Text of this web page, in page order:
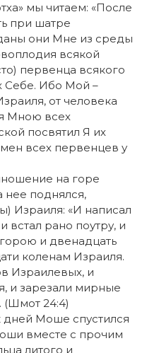
мы читаем: «После
при шатре
они Мне из среды
всякой
первенца всякого
Себе. Ибо Мой –
от человека
Мною всех
посвятил Я их
всех первенцев у
на горе
нее поднялся,
Израиля: «И написал
встал рано поутру, и
и двенадцать
коленам Израиля.
Израилевых, и
и зарезали мирные
(Шмот 24:4)
дней Моше спустился
вместе с прочим
литого и